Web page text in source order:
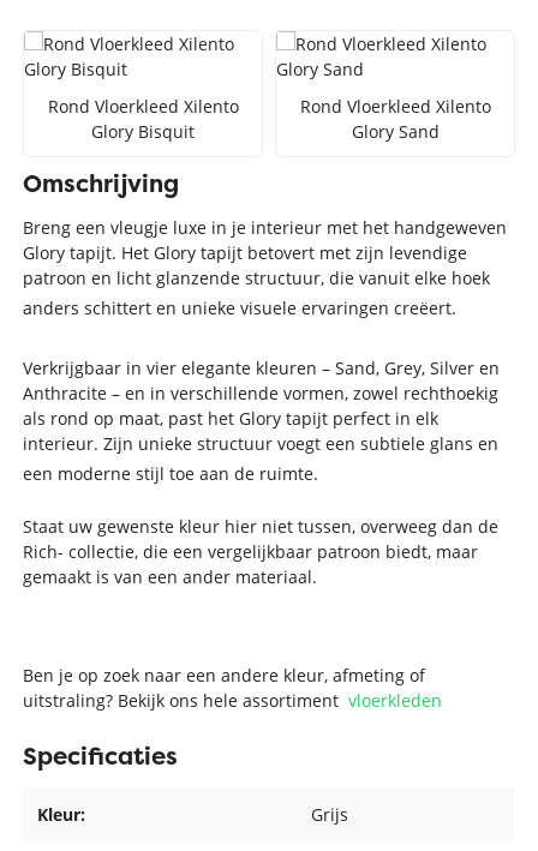
Rond Vloerkleed Xilento
Glory Bisquit
Rond Vloerkleed Xilento
Glory Sand
Omschrijving
Breng een vleugje luxe in je interieur met het handgeweven
Glory tapijt. Het Glory tapijt betovert met zijn levendige
patroon en licht glanzende structuur, die vanuit elke hoek
anders schittert en unieke visuele ervaringen creëert.
Verkrijgbaar in vier elegante kleuren – Sand, Grey, Silver en
Anthracite – en in verschillende vormen, zowel rechthoekig
als rond op maat, past het Glory tapijt perfect in elk
interieur. Zijn unieke structuur voegt een subtiele glans en
een moderne stijl toe aan de ruimte.
Staat uw gewenste kleur hier niet tussen, overweeg dan de
Rich- collectie, die een vergelijkbaar patroon biedt, maar
gemaakt is van een ander materiaal.
Ben je op zoek naar een andere kleur, afmeting of
uitstraling? Bekijk ons hele assortimentvloerkleden
Specificaties
Kleur: Grijs